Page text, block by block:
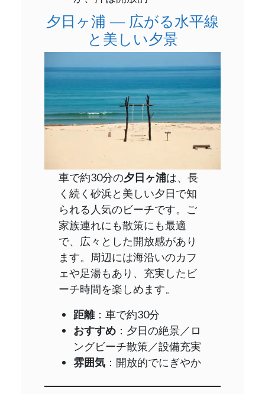
夕日ヶ浦 ― 広がる水平線
と美しい夕景
車で約30分の夕日ヶ浦は、長
く続く砂浜と美しい夕日で知
られる人気のビーチです。ご
家族連れにも散策にも最適
で、広々とした開放感があり
ます。周辺には海沿いのカフ
ェや足湯もあり、充実したビ
ーチ時間を楽しめます。
距離：車で約30分
おすすめ：夕日の絶景／ロ
ングビーチ散策／設備充実
雰囲気：開放的でにぎやか